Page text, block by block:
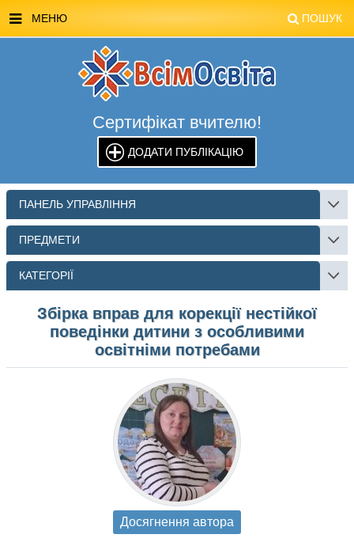
МЕНЮ ПОШУК
МАГАЗИН ВСІМОСВІТА
СТЕНДИ ВСІМОСВІТА
РЕКЛАМА НА САЙТІ
КОНТАКТИ
ПОШУК
Сертифікат вчителю!
ДОДАТИ ПУБЛІКАЦІЮ
ПАНЕЛЬ УПРАВЛІННЯ
ПРЕДМЕТИ
КАТЕГОРІЇ
Збірка вправ для корекції нестійкої
поведінки дитини з особливими
освітніми потребами
Досягнення автора